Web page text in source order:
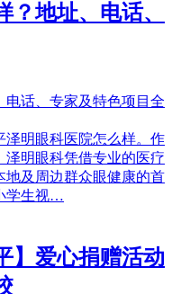
地址、电话、
泽明眼科医院怎么样。作
泽明眼科凭借专业的医疗
地及周边群众眼健康的首
学生视…
】爱心捐赠活动